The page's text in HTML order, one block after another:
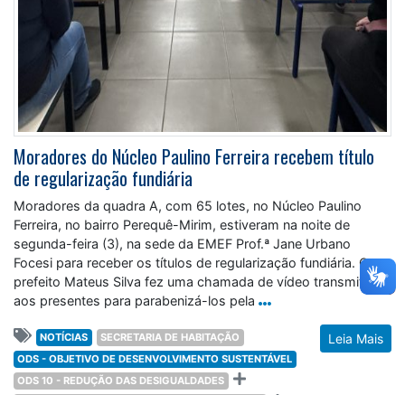
Moradores do Núcleo Paulino Ferreira recebem título
de regularização fundiária
Moradores da quadra A, com 65 lotes, no Núcleo Paulino
Ferreira, no bairro Perequê-Mirim, estiveram na noite de
segunda-feira (3), na sede da EMEF Prof.ª Jane Urbano
Focesi para receber os títulos de regularização fundiária. O
prefeito Mateus Silva fez uma chamada de vídeo transmitida
aos presentes para parabenizá-los pela
Leia Mais
NOTÍCIAS
SECRETARIA DE HABITAÇÃO
ODS - OBJETIVO DE DESENVOLVIMENTO SUSTENTÁVEL
ODS 10 - REDUÇÃO DAS DESIGUALDADES